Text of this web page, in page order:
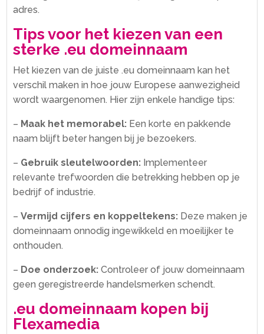
adres.​
Tips voor het kiezen van een
sterke .​eu domeinnaam
Het kiezen van de juiste .​eu domeinnaam kan het
verschil maken in hoe jouw Europese aanwezigheid
wordt waargenomen.​ Hier zijn enkele handige tips:
– Maak het memorabel: Een korte en pakkende
naam blijft beter hangen bij je bezoekers.​
– Gebruik sleutelwoorden: Implementeer
relevante trefwoorden die betrekking hebben op je
bedrijf of industrie.​
–Vermijd cijfers en koppeltekens: Deze maken je
domeinnaam onnodig ingewikkeld en moeilijker te
onthouden.​
– Doe onderzoek: Controleer of jouw domeinnaam
geen geregistreerde handelsmerken schendt.​
.​eu domeinnaam kopen bij
Flexamedia